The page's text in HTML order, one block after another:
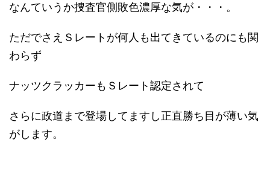
なんていうか捜査官側敗色濃厚な気が・・・。
ただでさえＳレートが何人も出てきているのにも関
わらず
ナッツクラッカーもＳレート認定されて
さらに政道まで登場してますし正直勝ち目が薄い気
がします。